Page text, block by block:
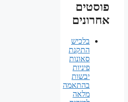
פוסטים
אחרונים
בלכיש
התקנת
סאונות
פיניות
יבשות
בהתאמה
מלאה